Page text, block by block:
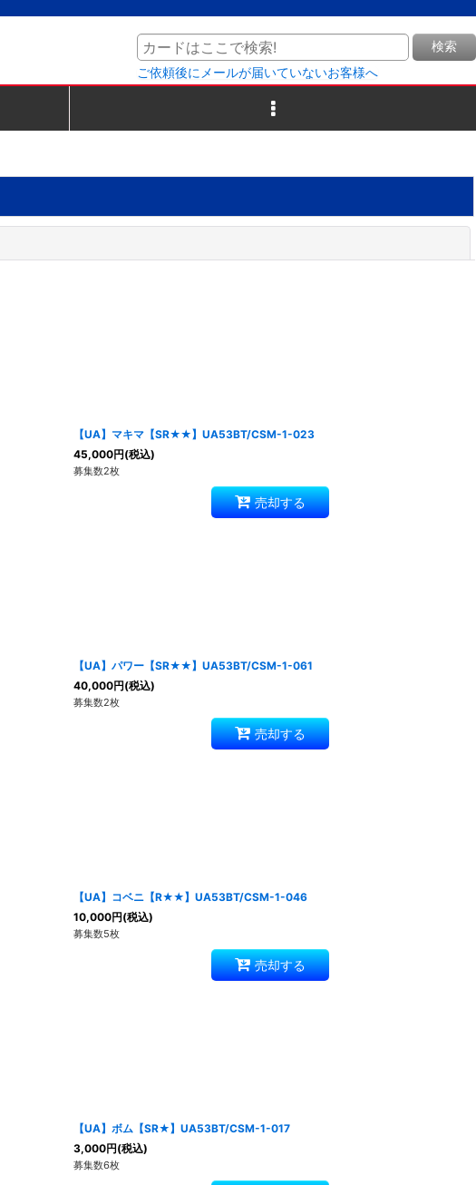
検索
ご依頼後にメールが届いていないお客様へ
【UA】マキマ【SR★★】UA53BT/CSM-1-023
45,000円(税込)
募集数2枚
売却する
【UA】パワー【SR★★】UA53BT/CSM-1-061
40,000円(税込)
募集数2枚
売却する
【UA】コベニ【R★★】UA53BT/CSM-1-046
10,000円(税込)
募集数5枚
売却する
【UA】ボム【SR★】UA53BT/CSM-1-017
3,000円(税込)
募集数6枚